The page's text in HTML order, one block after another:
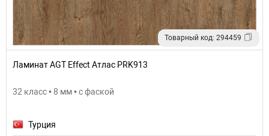
Товарный код: 294459
Ламинат AGT Effect Атлас PRK913
32 класс • 8 мм • с фаской
Турция